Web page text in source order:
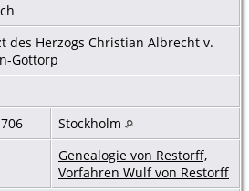
des Herzogs Christian Albrecht v.
Gottorp
Stockholm
Genealogie von Restorff,
Vorfahren Wulf von Restorff